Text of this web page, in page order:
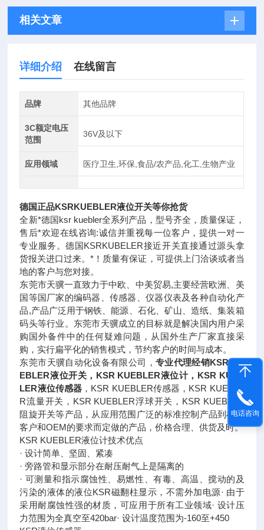
相关文章
详细介绍 在线留言
品牌 其他品牌
3C额定电压
范围
36V及以下
应用领域 医疗卫生,环保,食品/农产品,化工,生物产业
德国正品KSRKUEBLER液位开关等你抢货
全新*德国ksr kuebler全系列产品，型号齐全，质量保证，
售后*欢迎在线咨询:诚信并重视每一位客户，提供一对一
专业服务。德国KSRKUBELER接近开关直接通过源头拿
货报关进口过来。*！质量有保证，可提供上门洽谈或者当
地的客户与您对接。
东莞市天骥一直致力于中欧、中美贸易,主要经营欧洲、美
国等国厂家的编码器、传感器、仪器仪表及各种自动化产
品,产品广泛用于钢铁、能源、石化、矿山、造纸、集装箱
码头等行业。东莞市天骥成立的目标就是解决国内用户采
购国外备件中的任何疑难问题，从国外生产厂家直接采
购，实行扁平化的销售模式，节约客户的时间与成本。
东莞市天骥自动化设备有限公司， 专业代理经销KSR KU
EBLER液位开关，KSR KUEBLER液位计，KSR KUEB
LER液位传感器 ，KSR KUEBLER传感器，KSR KUEBLE
R流量开关，KSR KUEBLER浮球开关，KSR KUEBLER
阻旋开关等产品，从应用范围广泛的标准控制产品到根据
客户和OEM的要求而定做的产品，价格合理、供货及时。
KSR KUEBLER液位计技术优点
· 设计简单、坚固、紧凑
· 旁路管和显示部分在耐压耐气上是隔离的
· 可测量和指示腐蚀性、易燃性、有毒、高温、搅动的及
污染的液体的液位KSR磁翻柱显示，不需外加电源· 由于
采用耐腐蚀性强的材质，可应用于所有工业领域· 设计压
力范围为全真空至420bar· 设计温度范围为-160至+450
电话咨询